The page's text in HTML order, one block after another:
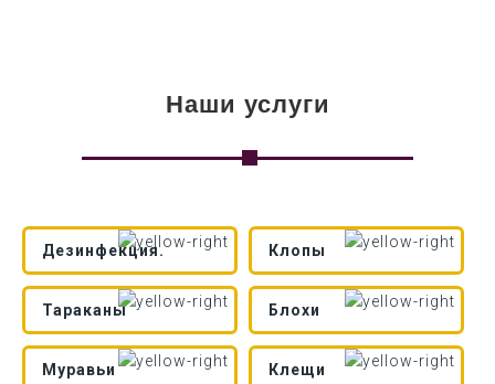
Наши услуги
Дезинфекция. Клопы
Тараканы Блохи
Муравьи Клещи